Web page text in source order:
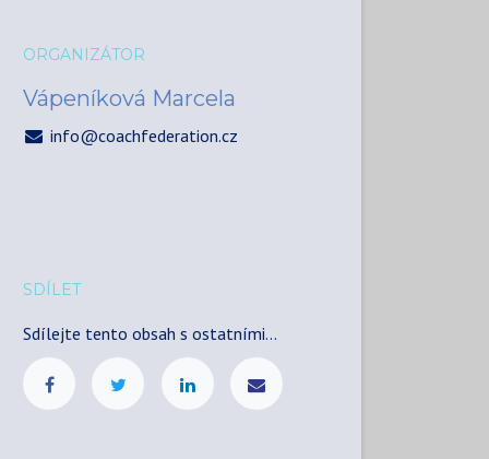
ORGANIZÁTOR
Vápeníková Marcela
info@coachfederation.cz
SDÍLET
Sdílejte tento obsah s ostatními...